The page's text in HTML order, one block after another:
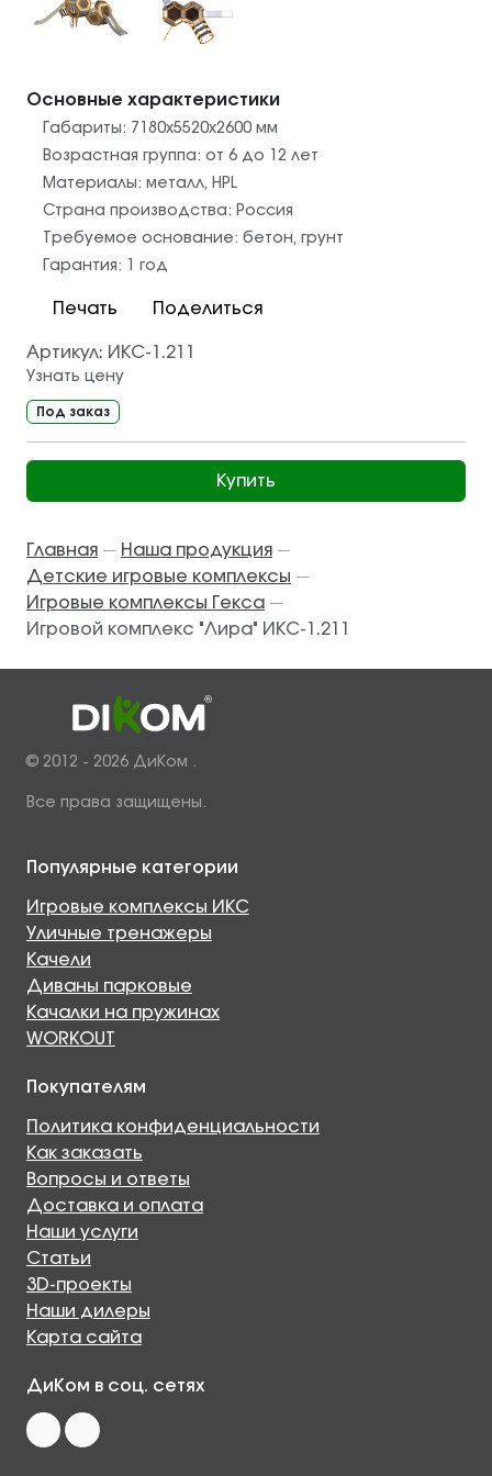
Основные характеристики
Габариты: 7180x5520x2600 мм
Возрастная группа: от 6 до 12 лет
Материалы: металл, HPL
Страна производства: Россия
Требуемое основание: бетон, грунт
Гарантия:
1 год
Печать Поделиться
Артикул: ИКС-1.211
Узнать цену
Под заказ
Купить
Главная — Наша продукция —
Детские игровые комплексы —
Игровые комплексы Гекса —
Игровой комплекс "Лира" ИКС-1.211
© 2012 - 2026 ДиКом .
Все права защищены.
Популярные категории
Игровые комплексы ИКС
Уличные тренажеры
Качели
Диваны парковые
Качалки на пружинах
WORKOUT
Покупателям
Политика конфиденциальности
Как заказать
Вопросы и ответы
Доставка и оплата
Наши услуги
Статьи
3D-проекты
Наши дилеры
Карта сайта
ДиКом в соц. сетях